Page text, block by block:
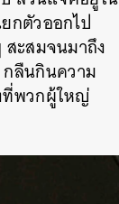
กตัวออกไป
สะสมจนมาถึง
กลืนกินความ
ที่พวกผู้ใหญ่